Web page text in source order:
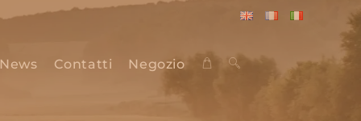
EnglishFrançaisItaliano
News Contatti Negozio Attiva/disattiva